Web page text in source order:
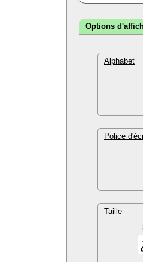
Options
Alphabet
Police
Taille